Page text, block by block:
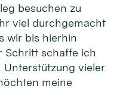
besuchen zu
viel durchgemacht
wir bis hierhin
Schritt schaffe ich
Unterstützung vieler
meine